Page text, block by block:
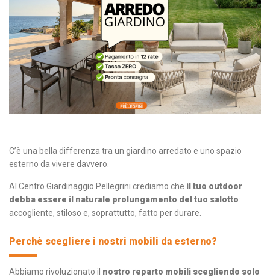
C’è una bella differenza tra un giardino arredato e uno spazio
esterno da vivere davvero.
Al Centro Giardinaggio Pellegrini crediamo che il tuo outdoor
debba essere il naturale prolungamento del tuo salotto:
accogliente, stiloso e, soprattutto, fatto per durare.
Perchè scegliere i nostri mobili da esterno?
Abbiamo rivoluzionato il nostro reparto mobili scegliendo solo